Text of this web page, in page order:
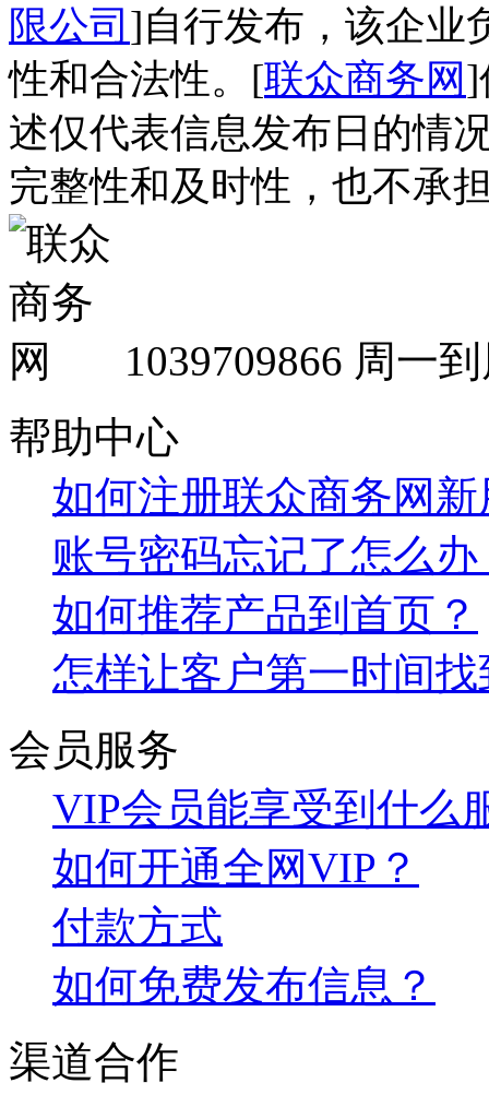
限公司 ]自行发布，该企业
性和合法性。[联众商务网]
述仅代表信息发布日的情
完整性和及时性，也不承
1039709866 周一
帮助中心
如何注册联众商务网
账号密码忘记了怎么办
如何推荐产品到首页？
怎样让客户第一时间
会员服务
VIP会员能享受到什么
如何开通全网VIP？
付款方式
如何免费发布信息？
渠道合作